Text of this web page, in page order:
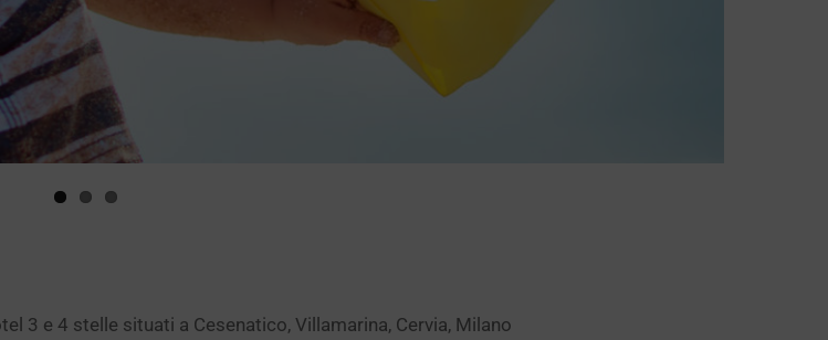
3 e 4 stelle situati a Cesenatico, Villamarina, Cervia, Milano